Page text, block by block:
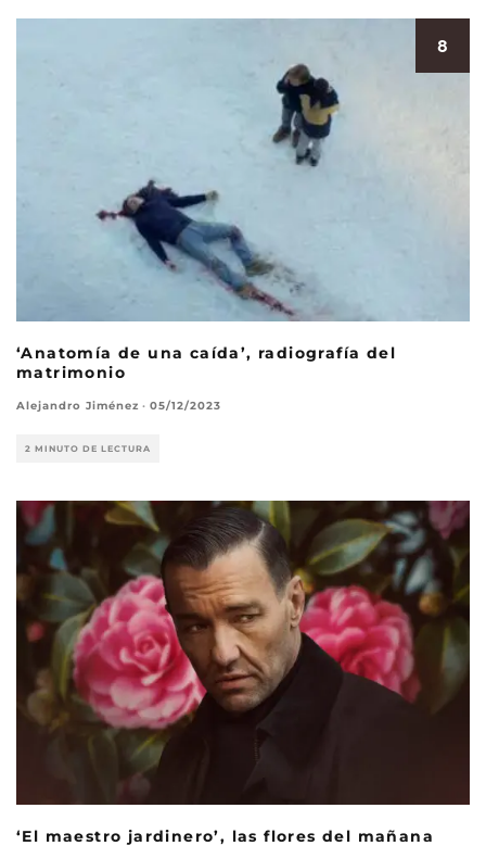
8
‘Anatomía de una caída’, radiografía del
matrimonio
Alejandro Jiménez · 05/12/2023
2 MINUTO DE LECTURA
‘El maestro jardinero’, las flores del mañana